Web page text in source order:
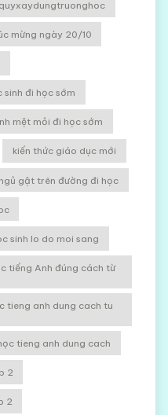
quyxaydungtruonghoc
mừng ngày 20/10
sinh đi học sớm
mệt mỏi đi học sớm
kiến thức giáo dục mới
gật trên đường đi học
sinh lo do moi sang
tiếng Anh đúng cách từ
tieng anh dung cach tu
tieng anh dung cach
2
2